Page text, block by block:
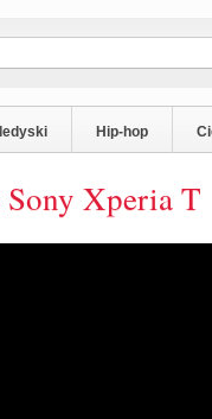
Hip-hop
Sony Xperia T